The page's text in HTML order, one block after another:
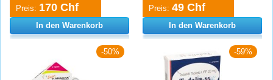
Preis: 170 Chf
In den Warenkorb
Preis: 49 Chf
In den Warenkorb
-50% -59%